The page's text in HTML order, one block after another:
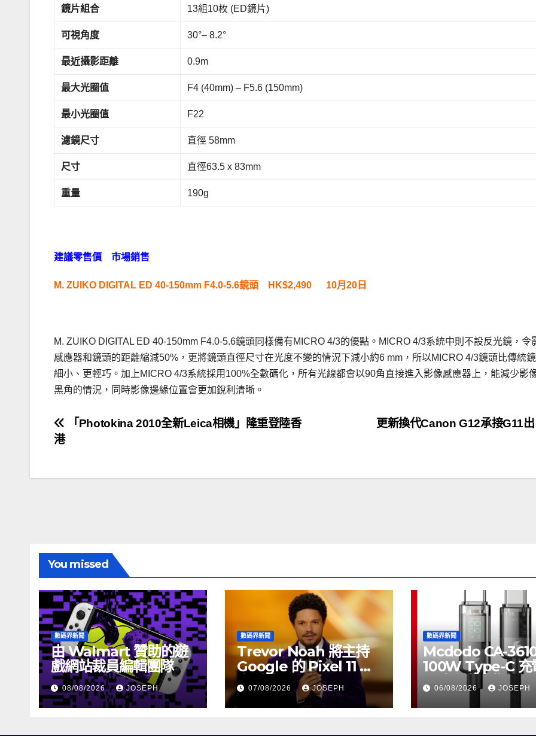
鏡片組合 13組10枚 (ED鏡片)
可視角度 30°– 8.2°
最近攝影距離 0.9m
最大光圈值 F4 (40mm) – F5.6 (150mm)
最小光圈值 F22
濾鏡尺寸 直徑 58mm
尺寸 直徑63.5 x 83mm
重量 190g
建議零售價 市場銷售
M. ZUIKO DIGITAL ED 40-150mm F4.0-5.6鏡頭 HK$2,490 10月20日
M. ZUIKO DIGITAL ED 40-150mm F4.0-5.6鏡頭同樣備有MICRO 4/3的優點。MICRO 4/3系統中則不設反光鏡，令
感應器和鏡頭的距離縮減50%，更將鏡頭直徑尺寸在光度不變的情況下減小約6 mm，所以MICRO 4/3鏡頭比傳統
細小、更輕巧。加上MICRO 4/3系統採用100%全數碼化，所有光線都會以90角直接進入影像感應器上，能減少影
黑角的情況，同時影像邊緣位置會更加銳利清晰。
文
章
導
更新換代Canon G12承接G11
「Photokina 2010全新Leica相機」隆重登陸香
港
You missed
數碼界新聞
由 Walmart 贊助的遊
戲網站裁員編輯團隊
08/08/2026 JOSEPH
數碼界新聞
Trevor Noah 將主持
Google 的 Pixel 11 推
介活動
07/08/2026 JOSEPH
數碼界新聞
Mcdodo CA-
100W Type-C 充
正式上市，售價
HK$115
06/08/2026 JOSEPH